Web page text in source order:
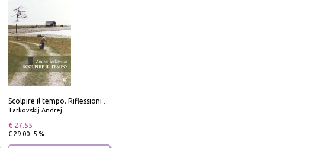
Tarkovskij Andrej
€ 27.55
€ 29.00 -5 %